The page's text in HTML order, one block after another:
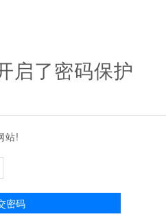
启了密码保护
站!
密码